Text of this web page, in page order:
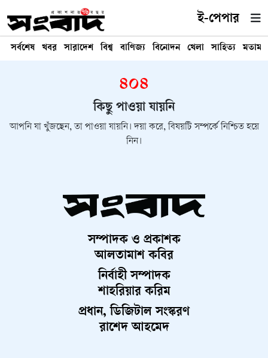
ই-পেপার
সর্বশেষ খবর সারাদেশ বিশ্ব বাণিজ্য বিনোদন খেলা সাহিত্য মতামত
৪০৪
কিছু পাওয়া যায়নি
আপনি যা খুঁজছেন, তা পাওয়া যায়নি। দয়া করে, বিষয়টি সম্পর্কে নিশ্চিত হয়ে
নিন।
সম্পাদক ও প্রকাশক
আলতামাশ কবির
নির্বাহী সম্পাদক
শাহরিয়ার করিম
প্রধান, ডিজিটাল সংস্করণ
রাশেদ আহমেদ